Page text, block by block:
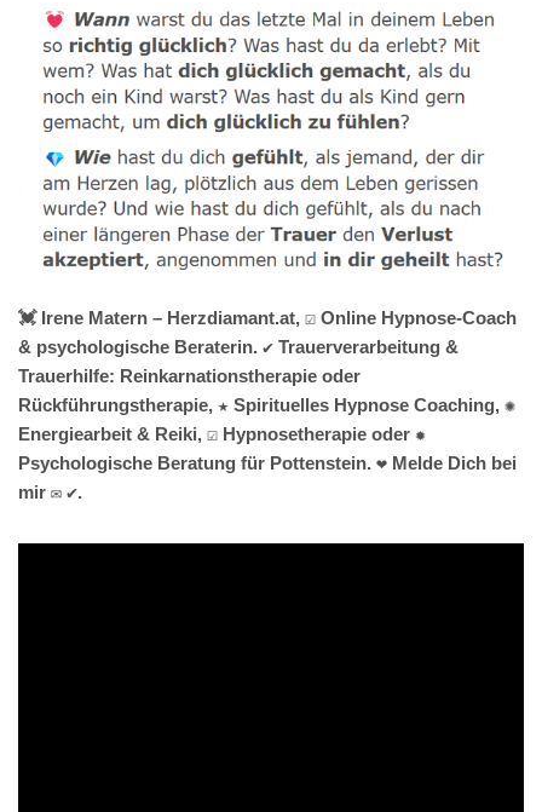
💓️ Irene Matern – Herzdiamant.at, ☑️ Online Hypnose-Coach
& psychologische Beraterin. ✔️ Trauerverarbeitung &
Trauerhilfe: Reinkarnationstherapie oder
Rückführungstherapie, ★ Spirituelles Hypnose Coaching, ✺
Energiearbeit & Reiki, ☑️ Hypnosetherapie oder ✹
Psychologische Beratung für Pottenstein. ❤ Melde Dich bei
mir ✉ ✔.